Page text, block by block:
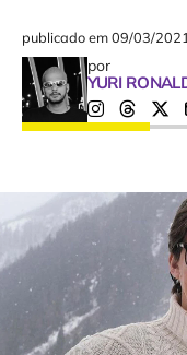
publicado em09/03/2021
por
YURI